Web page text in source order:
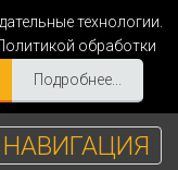
технологии.
обработки
Подробнее...
НАВИГАЦИЯ